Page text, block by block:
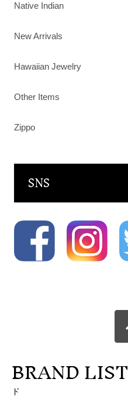
Native Indian
New Arrivals
Hawaiian Jewelry
Other Items
Zippo
SNS
BRAND LIST
ド